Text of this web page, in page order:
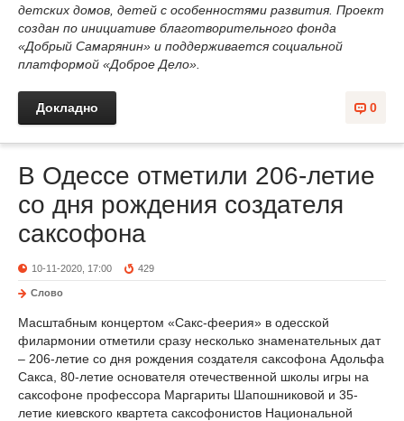
детских домов, детей с особенностями развития. Проект
создан по инициативе благотворительного фонда
«Добрый Самарянин» и поддерживается социальной
платформой «Доброе Дело».
0
Докладно
В Одессе отметили 206-летие
со дня рождения создателя
саксофона
10-11-2020, 17:00 429
Слово
Масштабным концертом «Сакс-феерия» в одесской
филармонии отметили сразу несколько знаменательных дат
– 206-летие со дня рождения создателя саксофона Адольфа
Сакса, 80-летие основателя отечественной школы игры на
саксофоне профессора Маргариты Шапошниковой и 35-
летие киевского квартета саксофонистов Национальной